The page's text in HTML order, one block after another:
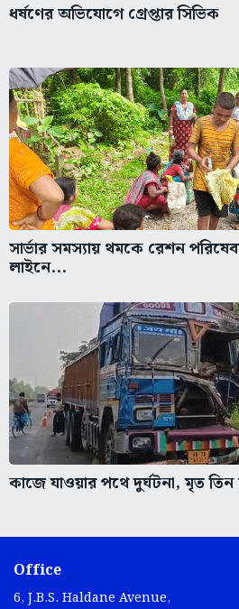
ধর্ষণের অভিযোগে গ্রেপ্তার সিভিক
সার্ভার সমস্যায় থমকে রেশন
লাইনে...
কাজে যাওয়ার পথে দুর্ঘটনা, মৃত তিন
Office
6, J.B.S. Haldane Avenue,